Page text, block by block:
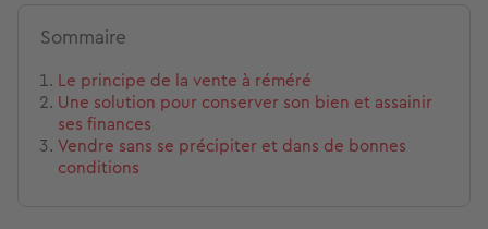
Sommaire
Le principe de la vente à réméré
Une solution pour conserver son bien et assainir
ses finances
Vendre sans se précipiter et dans de bonnes
conditions